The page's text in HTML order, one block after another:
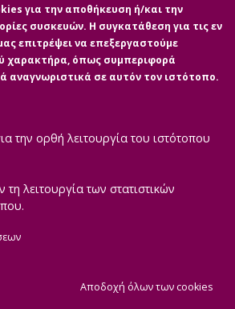
για την αποθήκευση ή/και την
συσκευών. Η συγκατάθεση για τις εν
επιτρέψει να επεξεργαστούμε
χαρακτήρα, όπως συμπεριφορά
αναγνωριστικά σε αυτόν τον ιστότοπο.
την ορθή λειτουργία του ιστότοπου
λειτουργία των στατιστικών
Αποδοχή όλων των cookies